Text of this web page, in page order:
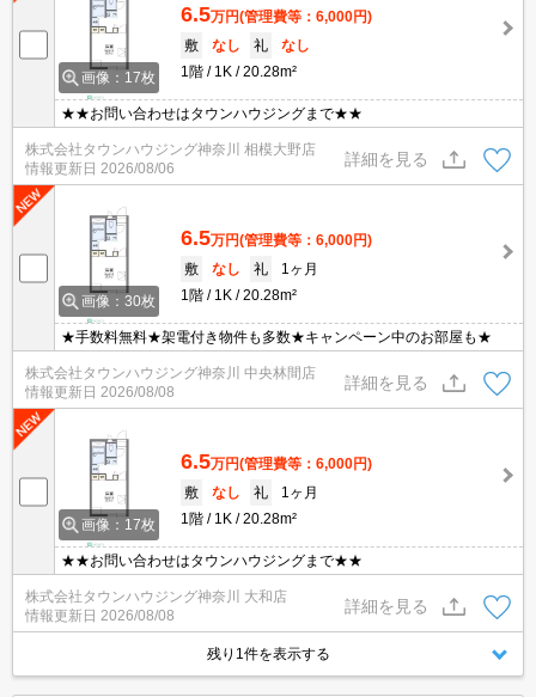
画像：17枚
6.5万円(管理費等：6,000円)
敷
なし 礼
なし
1階
1K 20.28m²
★★お問い合わせはタウンハウジングまで★★
株式会社タウンハウジング神奈川 相模大野店
情報更新日 2026/08/06
詳細を見る
画像：30枚
6.5万円(管理費等：6,000円)
敷
なし 礼
1ヶ月
1階
1K 20.28m²
★手数料無料★架電付き物件も多数★キャンペーン中のお部屋も★
株式会社タウンハウジング神奈川 中央林間店
情報更新日 2026/08/08
詳細を見る
画像：17枚
6.5万円(管理費等：6,000円)
敷
なし 礼
1ヶ月
1階
1K 20.28m²
★★お問い合わせはタウンハウジングまで★★
株式会社タウンハウジング神奈川 大和店
情報更新日 2026/08/08
詳細を見る
残り1件を表示する